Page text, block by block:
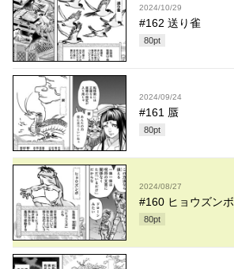
2024/10/29
#162 送り雀
80pt
2024/09/24
#161 蜃
80pt
2024/08/27
#160 ヒョウズンボ
80pt